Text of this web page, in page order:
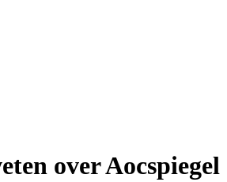
over Aocspiegel